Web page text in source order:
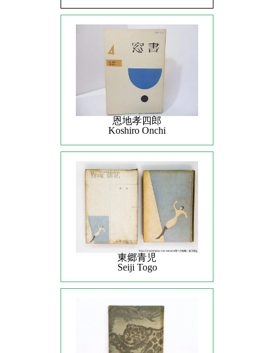
恩地孝四郎
Koshiro Onchi
東郷青児
Seiji Togo